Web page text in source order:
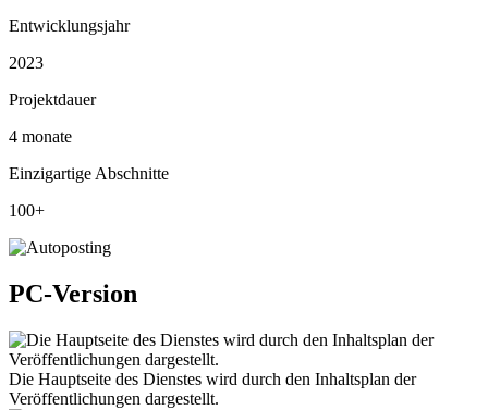
Entwicklungsjahr
2023
Projektdauer
4 monate
Einzigartige Abschnitte
100+
PC-Version
Die Hauptseite des Dienstes wird durch den Inhaltsplan der
Veröffentlichungen dargestellt.